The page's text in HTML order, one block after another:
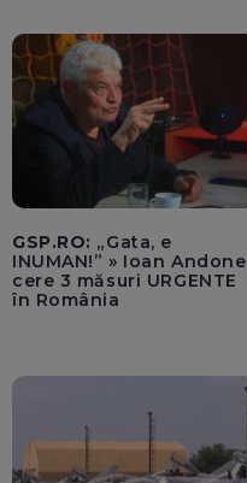
GSP.RO: „Gata, e
INUMAN!” » Ioan Andone
cere 3 măsuri URGENTE
în România